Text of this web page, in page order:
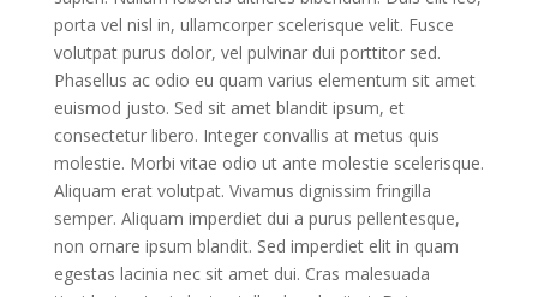
porta vel nisl in, ullamcorper scelerisque velit. Fusce
volutpat purus dolor, vel pulvinar dui porttitor sed.
Phasellus ac odio eu quam varius elementum sit amet
euismod justo. Sed sit amet blandit ipsum, et
consectetur libero. Integer convallis at metus quis
molestie. Morbi vitae odio ut ante molestie scelerisque.
Aliquam erat volutpat. Vivamus dignissim fringilla
semper. Aliquam imperdiet dui a purus pellentesque,
non ornare ipsum blandit. Sed imperdiet elit in quam
egestas lacinia nec sit amet dui. Cras malesuada